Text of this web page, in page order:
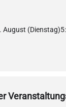
August (Dienstag)